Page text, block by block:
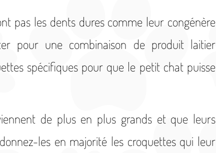
pas les dents dures comme leur congénère
pour une combinaison de produit laitier
spécifiques pour que le petit chat puisse
de plus en plus grands et que leurs
les en majorité les croquettes qui leur